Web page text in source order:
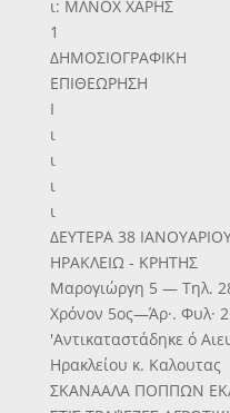
ι: ΜΛΝΟΧ ΧΑΡΗΣ
1
ΔΗΜΟΣΙΟΓΡΑΦΙΚΗ
ΕΠΙΘΕΩΡΗΣΗ
Ι
ι
ι
ι
ι
ΔΕΥΤΕΡΑ 38
ΗΡΑΚΛΕΙΩ - ΚΡΗΤΗΣ
Μαρογιώργη 5 — Τηλ.
Χρόνον 5ος—Άρ·. Φυλ·
'Αντικαταστάδηκε ό
Ηρακλείου κ. Καλουτας
ΣΚΑΝΑΑΛΑ ΠΟΠΠΩΝ